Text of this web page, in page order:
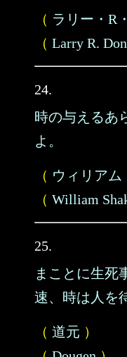
（ ラリー・R
（ Larry R.
24.
時の与えるあ
よ。
（ ウィリアム
（ William
25.
まことに生死
速、時は人を
（ 道元 ）